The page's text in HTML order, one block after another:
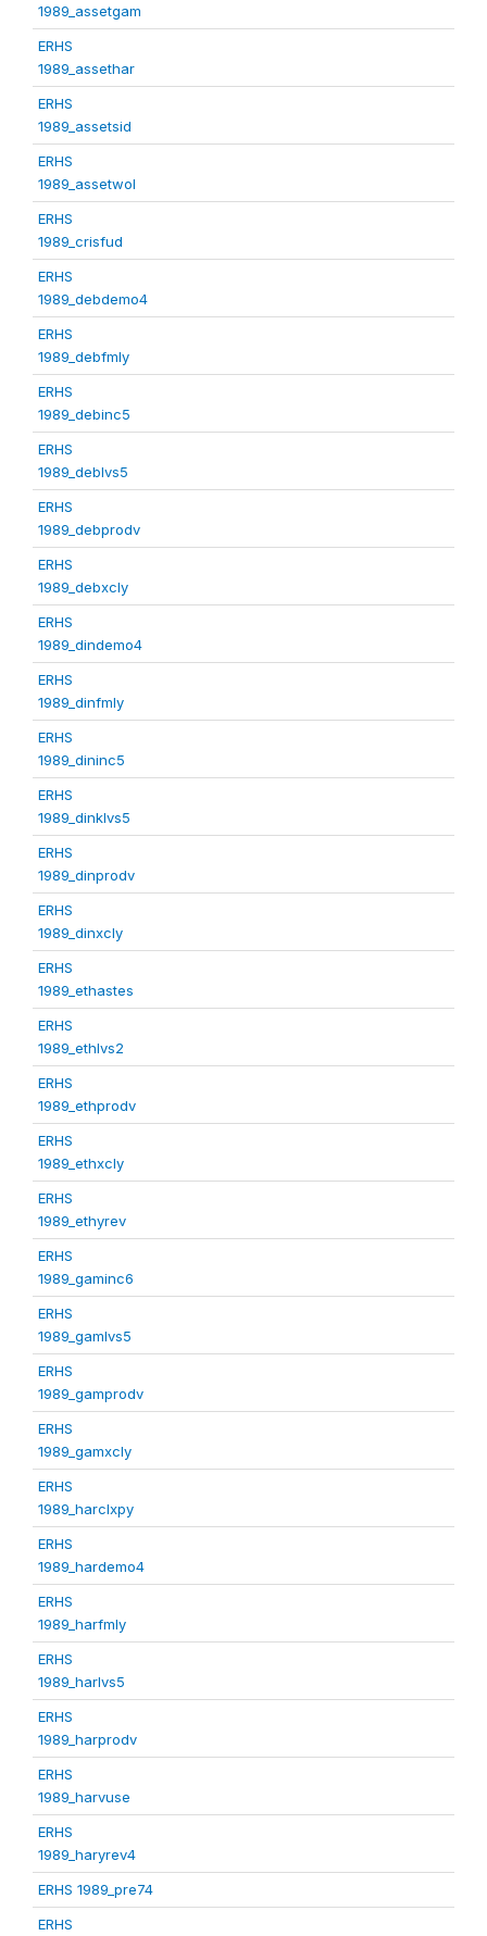
1989_assetgam
ERHS
1989_assethar
ERHS
1989_assetsid
ERHS
1989_assetwol
ERHS
1989_crisfud
ERHS
1989_debdemo4
ERHS
1989_debfmly
ERHS
1989_debinc5
ERHS
1989_deblvs5
ERHS
1989_debprodv
ERHS
1989_debxcly
ERHS
1989_dindemo4
ERHS
1989_dinfmly
ERHS
1989_dininc5
ERHS
1989_dinklvs5
ERHS
1989_dinprodv
ERHS
1989_dinxcly
ERHS
1989_ethastes
ERHS
1989_ethlvs2
ERHS
1989_ethprodv
ERHS
1989_ethxcly
ERHS
1989_ethyrev
ERHS
1989_gaminc6
ERHS
1989_gamlvs5
ERHS
1989_gamprodv
ERHS
1989_gamxcly
ERHS
1989_harclxpy
ERHS
1989_hardemo4
ERHS
1989_harfmly
ERHS
1989_harlvs5
ERHS
1989_harprodv
ERHS
1989_harvuse
ERHS
1989_haryrev4
ERHS 1989_pre74
ERHS